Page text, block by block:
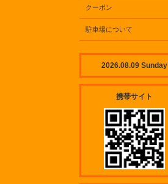
クーポン
駐車場について
2026.08.09 Sunday
携帯サイト